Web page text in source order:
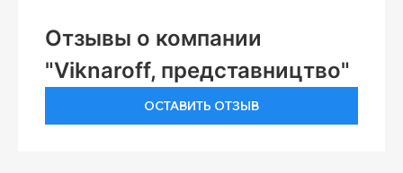
Отзывы о компании
"Viknaroff, представництво"
ОСТАВИТЬ ОТЗЫВ